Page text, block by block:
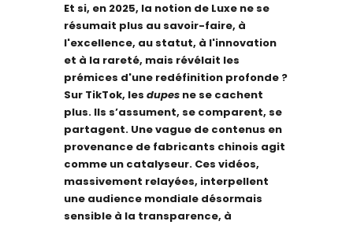
Et si, en 2025, la notion de Luxe ne se
résumait plus au savoir-faire, à
l'excellence, au statut, à l'innovation
et à la rareté, mais révélait les
prémices d'une redéfinition profonde ?
Sur TikTok, les dupesne se cachent
plus. Ils s’assument, se comparent, se
partagent. Une vague de contenus en
provenance de fabricants chinois agit
comme un catalyseur. Ces vidéos,
massivement relayées, interpellent
une audience mondiale désormais
sensible à la transparence, à